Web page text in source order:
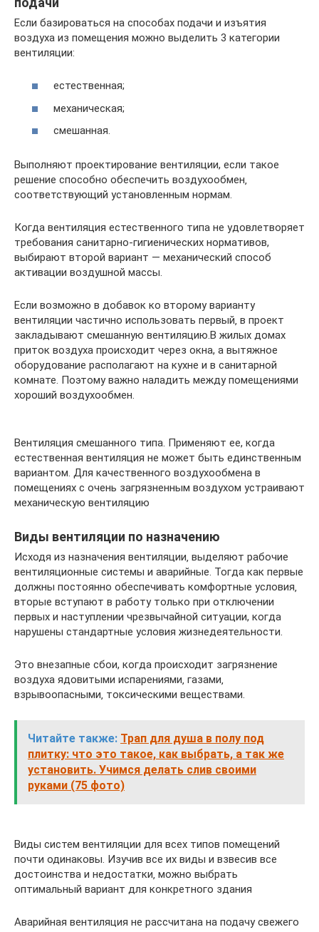
Если базироваться на способах подачи и изъятия
воздуха из помещения можно выделить 3 категории
вентиляции:
естественная;
механическая;
смешанная.
Выполняют проектирование вентиляции, если такое
решение способно обеспечить воздухообмен‚
соответствующий установленным нормам.
Когда вентиляция естественного типа не удовлетворяет
требования санитарно-гигиенических нормативов,
выбирают второй вариант — механический способ
активации воздушной массы.
Если возможно в добавок ко второму варианту
вентиляции частично использовать первый‚ в проект
закладывают смешанную вентиляцию.В жилых домах
приток воздуха происходит через окна, а вытяжное
оборудование располагают на кухне и в санитарной
комнате. Поэтому важно наладить между помещениями
хороший воздухообмен.
Вентиляция смешанного типа. Применяют ее, когда
естественная вентиляция не может быть единственным
вариантом. Для качественного воздухообмена в
помещениях с очень загрязненным воздухом устраивают
механическую вентиляцию
Виды вентиляции по назначению
Исходя из назначения вентиляции‚ выделяют рабочие
вентиляционные системы и аварийные. Тогда как первые
должны постоянно обеспечивать комфортные условия‚
вторые вступают в работу только при отключении
первых и наступлении чрезвычайной ситуации, когда
нарушены стандартные условия жизнедеятельности.
Это внезапные сбои, когда происходит загрязнение
воздуха ядовитыми испарениями‚ газами‚
взрывоопасными‚ токсическими веществами.
Читайте также: Трап для душа в полу под
плитку: что это такое, как выбрать, а так же
установить. Учимся делать слив своими
руками (75 фото)
Виды систем вентиляции для всех типов помещений
почти одинаковы. Изучив все их виды и взвесив все
достоинства и недостатки‚ можно выбрать
оптимальный вариант для конкретного здания
Аварийная вентиляция не рассчитана на подачу свежего